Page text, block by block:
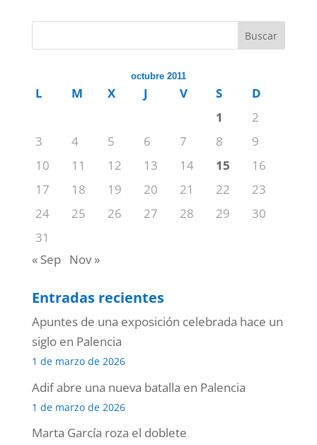
Buscar
octubre 2011
L M X J V S
D
1
2
3
4 5 6 7 8
9
10
11 12 13 14 15
16
17
18 19 20 21 22
23
24
25 26 27 28 29
30
31
« Sep Nov »
Entradas recientes
Apuntes de una exposición celebrada hace un
siglo en Palencia
1 de marzo de 2026
Adif abre una nueva batalla en Palencia
1 de marzo de 2026
Marta García roza el doblete